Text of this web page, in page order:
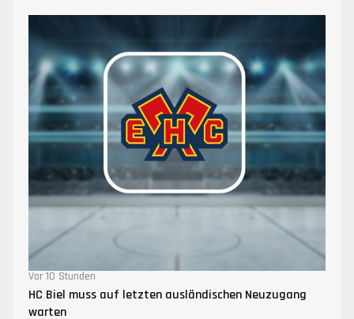
Vor 10 Stunden
HC Biel muss auf letzten ausländischen Neuzugang
warten